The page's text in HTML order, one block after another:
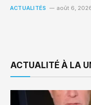
ACTUALITÉS août 6,
ACTUALITÉ À LA